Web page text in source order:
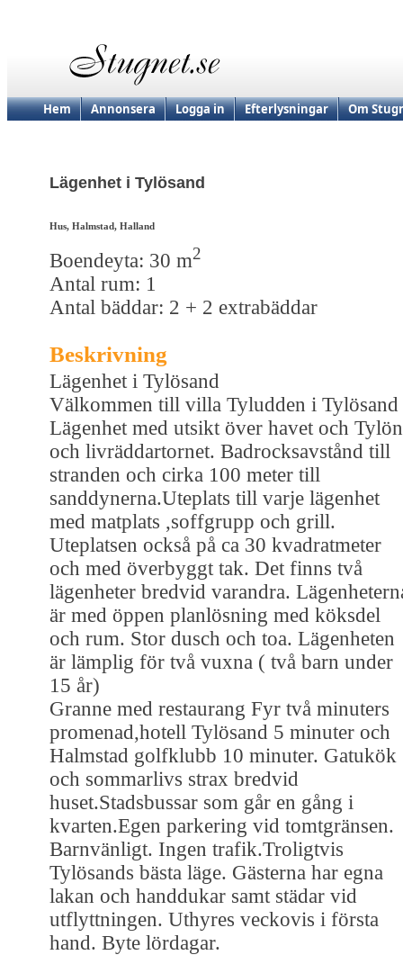
Hem Annonsera Logga in Efterlysningar Om
Lägenhet i Tylösand
Hus, Halmstad, Halland
Boendeyta: 30 m2
Antal rum: 1
Antal bäddar: 2 + 2 extrabäddar
Beskrivning
Lägenhet i Tylösand
Välkommen till villa Tyludden i Tylösand
Lägenhet med utsikt över havet och Tylön
och livräddartornet. Badrocksavstånd till
stranden och cirka 100 meter till
sanddynerna.Uteplats till varje lägenhet
med matplats ,soffgrupp och grill.
Uteplatsen också på ca 30 kvadratmeter
och med överbyggt tak. Det finns två
lägenheter bredvid varandra.
är med öppen planlösning med köksdel
och rum. Stor dusch och toa. Lägenheten
är lämplig för två vuxna ( två barn under
15 år)
Granne med restaurang Fyr två minuters
promenad,hotell Tylösand 5 minuter och
Halmstad golfklubb 10 minuter. Gatukök
och sommarlivs strax bredvid
huset.Stadsbussar som går en gång i
kvarten.Egen parkering vid tomtgränsen.
Barnvänligt. Ingen trafik.Troligtvis
Tylösands bästa läge. Gästerna har egna
lakan och handdukar samt städar vid
utflyttningen. Uthyres veckovis i första
hand. Byte lördagar.